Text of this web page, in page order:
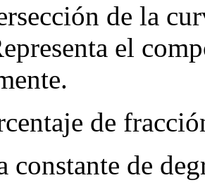
de la
el
de
constante de